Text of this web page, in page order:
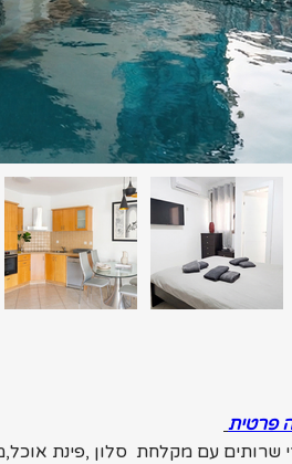
פרטית
שינה, 2 חדרי שרותים עם מקלחת  סלון